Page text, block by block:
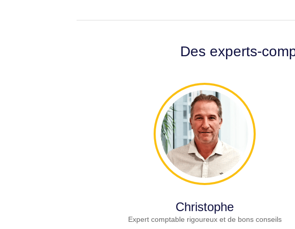
Des experts-
Christophe
Expert comptable rigoureux et de bons conseils